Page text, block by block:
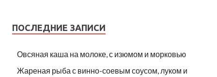
ПОСЛЕДНИЕ ЗАПИСИ
Овсяная каша на молоке, с изюмом и морковью
Жареная рыба с винно-соевым соусом, луком и